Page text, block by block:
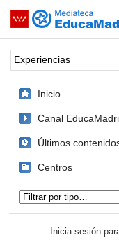
Saltar navegación
Palabra o frase:
Inicio
Canal
Últimos
Centros
Inicia sesión